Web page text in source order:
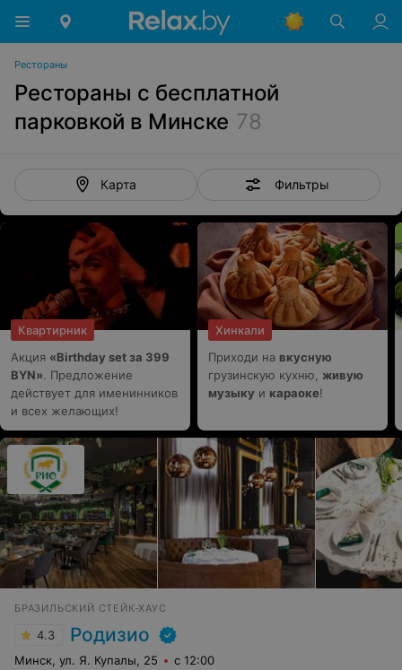
Рестораны
Рестораны с бесплатной
парковкой в Минске 78
Карта Фильтры
Квартирник
Акция «Birthday set за 399
BYN». Предложение
действует для именинников
и всех желающих!
Хинкали
Приходи на вкусную
грузинскую кухню, живую
музыку и караоке!
БРАЗИЛЬСКИЙ СТЕЙК-ХАУС
4.3 Родизио
Минск, ул. Я. Купалы, 25 с 12:00